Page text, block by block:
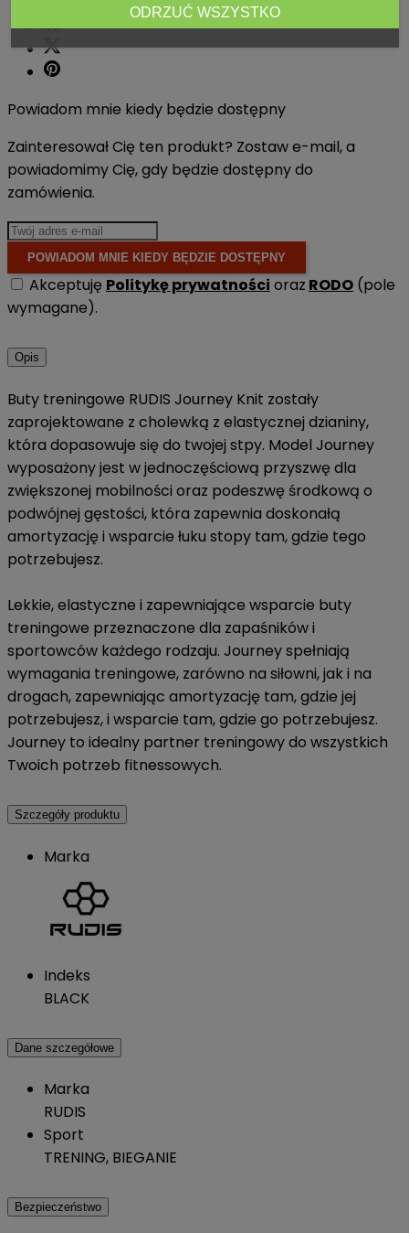
Powiadom mnie kiedy będzie dostępny
Zainteresował Cię ten produkt? Zostaw e-mail, a
powiadomimy Cię, gdy będzie dostępny do
zamówienia.
POWIADOM MNIE KIEDY BĘDZIE DOSTĘPNY
Akceptuję Politykę prywatności oraz RODO (pole
wymagane).
Opis
Buty treningowe RUDIS Journey Knit zostały
zaprojektowane z cholewką z elastycznej dzianiny,
która dopasowuje się do twojej stpy. Model Journey
wyposażony jest w jednoczęściową przyszwę dla
zwiększonej mobilności oraz podeszwę środkową o
podwójnej gęstości, która zapewnia doskonałą
amortyzację i wsparcie łuku stopy tam, gdzie tego
potrzebujesz.
Lekkie, elastyczne i zapewniające wsparcie buty
treningowe przeznaczone dla zapaśników i
sportowców każdego rodzaju. Journey spełniają
wymagania treningowe, zarówno na siłowni, jak i na
drogach, zapewniając amortyzację tam, gdzie jej
potrzebujesz, i wsparcie tam, gdzie go potrzebujesz.
Journey to idealny partner treningowy do wszystkich
Twoich potrzeb fitnessowych.
Szczegóły produktu
Marka
Indeks
BLACK
Dane szczegółowe
Marka
RUDIS
Sport
TRENING, BIEGANIE
Bezpieczeństwo
ODRZUĆ WSZYSTKO